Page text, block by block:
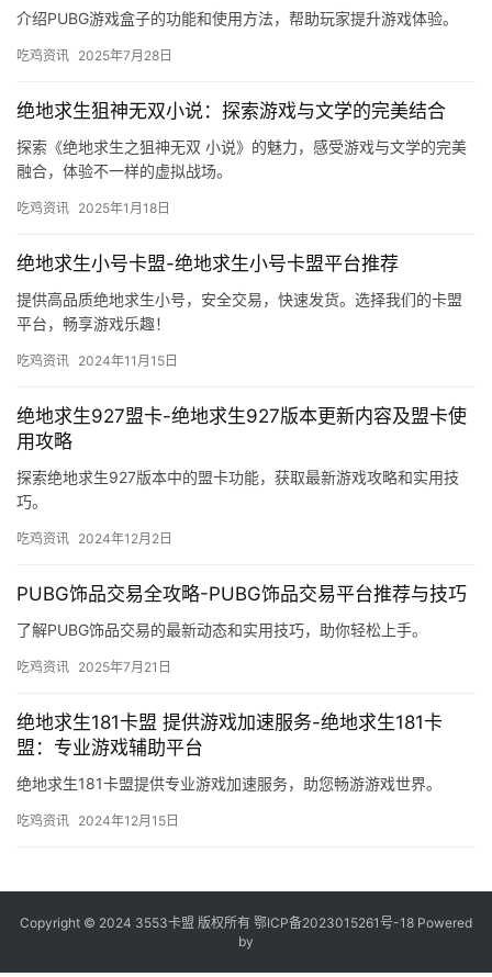
介绍PUBG游戏盒子的功能和使用方法，帮助玩家提升游戏体验。
吃鸡资讯 2025年7月28日
绝地求生狙神无双小说：探索游戏与文学的完美结合
探索《绝地求生之狙神无双 小说》的魅力，感受游戏与文学的完美
融合，体验不一样的虚拟战场。
吃鸡资讯 2025年1月18日
绝地求生小号卡盟-绝地求生小号卡盟平台推荐
提供高品质绝地求生小号，安全交易，快速发货。选择我们的卡盟
平台，畅享游戏乐趣！
吃鸡资讯 2024年11月15日
绝地求生927盟卡-绝地求生927版本更新内容及盟卡使
用攻略
探索绝地求生927版本中的盟卡功能，获取最新游戏攻略和实用技
巧。
吃鸡资讯 2024年12月2日
PUBG饰品交易全攻略-PUBG饰品交易平台推荐与技巧
了解PUBG饰品交易的最新动态和实用技巧，助你轻松上手。
吃鸡资讯 2025年7月21日
绝地求生181卡盟 提供游戏加速服务-绝地求生181卡
盟：专业游戏辅助平台
绝地求生181卡盟提供专业游戏加速服务，助您畅游游戏世界。
吃鸡资讯 2024年12月15日
Copyright © 2024 3553卡盟 版权所有 鄂ICP备2023015261号-18 Powered
by